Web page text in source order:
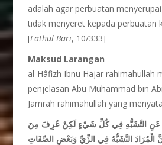
adalah agar perbuatan
tidak menyeret kepada perbuatan
[Fathul Bari, 10/333]
Maksud Larangan
al-Hâfizh Ibnu Hajar rahimahullah
penjelasan Abu Muhammad bin Abi
Jamrah rahimahullah yang
عَنِ التَّشَبُّهِ فِي كُلِّ شَيْءٍ لَكِنْ عُرِفَ مِنَ
الْمُرَادَ التَّشَبُّهُ فِي الزِّيِّ وَبَعْضِ الصِّفَاتِ